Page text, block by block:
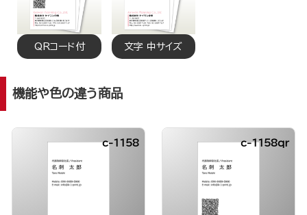
QRコード付 文字 中サイズ
機能や色の違う商品
c-1158 c-1158qr